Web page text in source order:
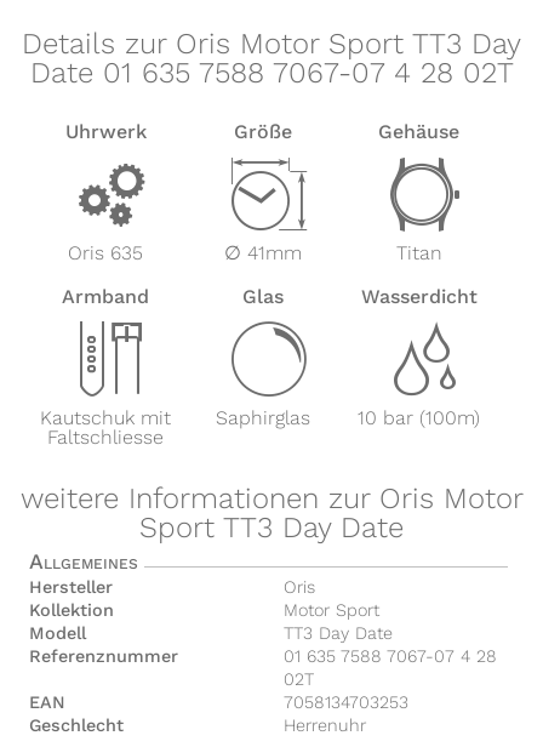
Details zur Oris Motor Sport TT3 Day
Date 01 635 7588 7067-07 4 28 02T
Uhrwerk
v
Oris 635
Größe
Z
∅ 41mm
Gehäuse
w
Titan
Armband
x
Kautschuk mit
Faltschliesse
Glas
y
Saphirglas
Wasserdicht
z
10 bar (100m)
weitere Informationen zur Oris Motor
Sport TT3 Day Date
Allgemeines
Hersteller
Oris
Kollektion
Motor Sport
Modell
TT3 Day Date
Referenznummer
01 635 7588 7067-07 4 28
02T
EAN
7058134703253
Geschlecht
Herrenuhr